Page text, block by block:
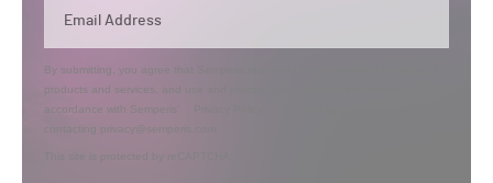
By submitting, you agree that Semperis may send you information regarding its
products and services, and use and process your personal information in
accordance with Semperis’
contacting privacy@semperis.com.
This site is protected by reCAPTCHA.